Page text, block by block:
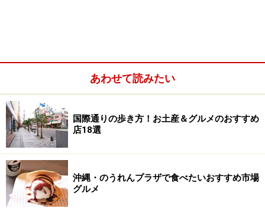
あわせて読みたい
国際通りの歩き方！お土産＆グルメのおすすめ
店18選
沖縄・のうれんプラザで食べたいおすすめ市場
グルメ